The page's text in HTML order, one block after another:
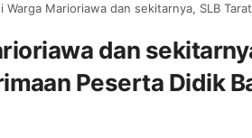
dan sekitarnya, SLB Tarattang membuka Penerimaan Peserta
dan
Peserta Didik